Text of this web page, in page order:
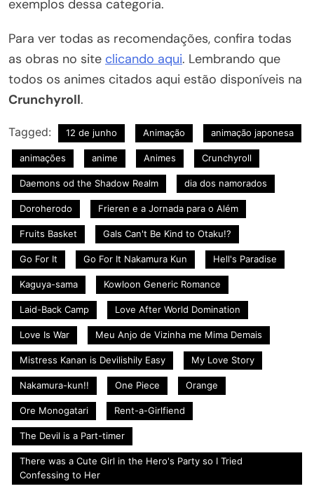
exemplos dessa categoria.
Para ver todas as recomendações, confira todas
as obras no site clicando aqui. Lembrando que
todos os animes citados aqui estão disponíveis na
Crunchyroll.
Tagged: 12 de junho Animação animação japonesa
animações anime Animes Crunchyroll
Daemons od the Shadow Realm dia dos namorados
Doroherodo Frieren e a Jornada para o Além
Fruits Basket Gals Can't Be Kind to Otaku!?
Go For It Go For It Nakamura Kun Hell's Paradise
Kaguya-sama Kowloon Generic Romance
Laid-Back Camp Love After World Domination
Love Is War Meu Anjo de Vizinha me Mima Demais
Mistress Kanan is Devilishily Easy My Love Story
Nakamura-kun!! One Piece Orange
Ore Monogatari Rent-a-Girlfiend
The Devil is a Part-timer
There was a Cute Girl in the Hero's Party so I Tried
Confessing to Her